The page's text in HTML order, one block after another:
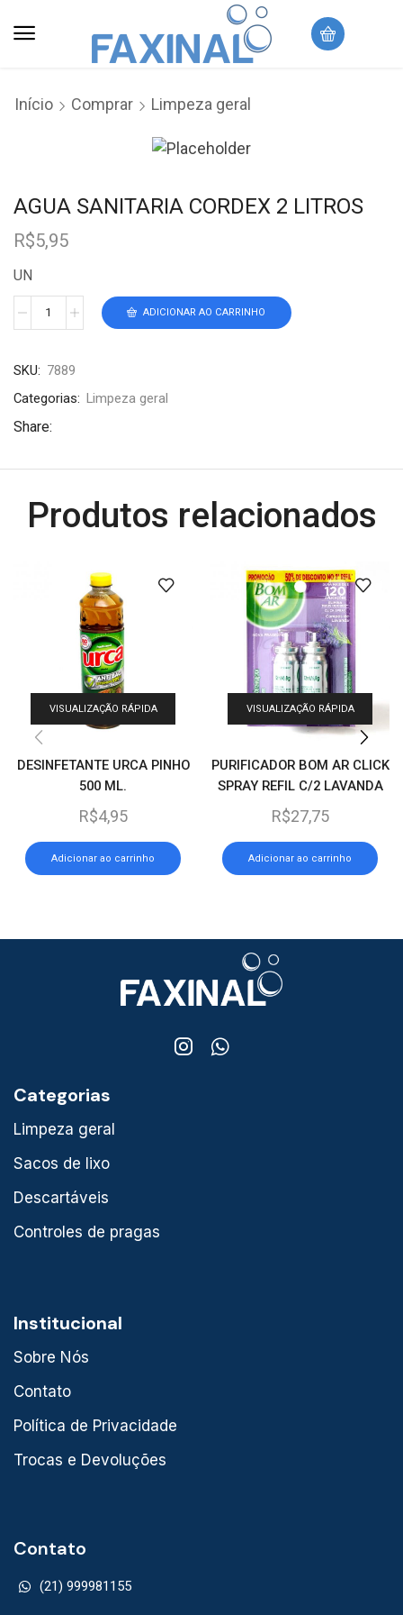
Início Comprar Limpeza geral
AGUA SANITARIA CORDEX 2 LITROS
R$5,95
UN
ADICIONAR AO CARRINHO
SKU: 7889
Categorias: Limpeza geral
Share:
Produtos relacionados
VISUALIZAÇÃO RÁPIDA
DESINFETANTE URCA PINHO
500 ML.
R$4,95
Adicionar ao carrinho
VISUALIZAÇÃO RÁPIDA
PURIFICADOR BOM AR CLICK
SPRAY REFIL C/2 LAVANDA
12 ML 50% DESCONTO
R$27,75
Adicionar ao carrinho
Categorias
Limpeza geral
Sacos de lixo
Descartáveis
Controles de pragas
Institucional
Sobre Nós
Contato
Política de Privacidade
Trocas e Devoluções
Contato
(21) 999981155